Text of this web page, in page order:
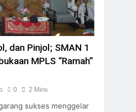
dan Pinjol; SMAN 1
MPLS “Ramah”
0 2 Mins
sukses menggelar